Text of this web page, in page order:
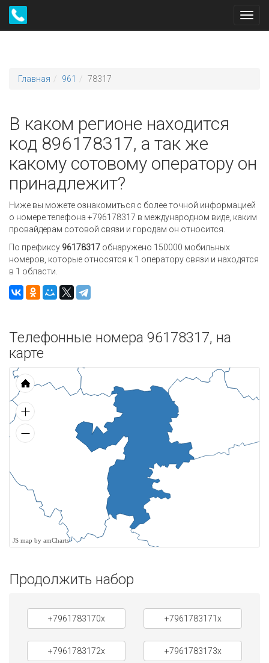
Главная 961 78317
В каком регионе находится
код 896178317, а так же
какому сотовому оператору он
принадлежит?
Ниже вы можете ознакомиться с более точной информацией
о номере телефона +796178317 в международном виде, каким
провайдерам сотовой связи и городам он относится.
По префиксу 96178317 обнаружено 150000 мобильных
номеров, которые относятся к 1 оператору связи и находятся
в 1 области.
Телефонные номера 96178317, на
карте
JS map by amCharts
Продолжить набор
+7961783170x +7961783171x
+7961783172x +7961783173x